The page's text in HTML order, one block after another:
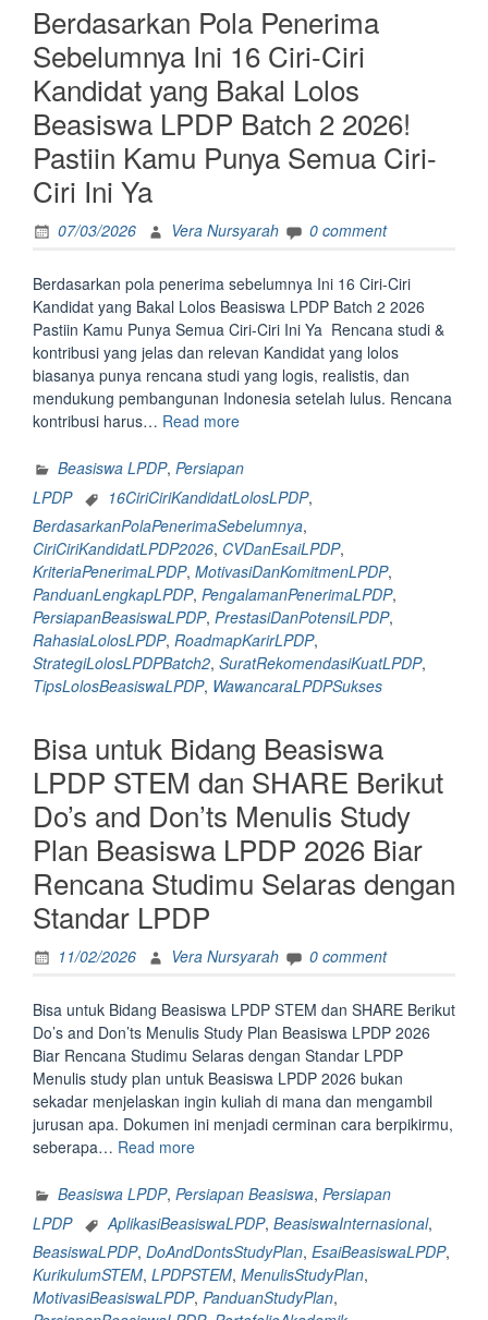
Berdasarkan Pola Penerima
Sebelumnya Ini 16 Ciri-Ciri
Kandidat yang Bakal Lolos
Beasiswa LPDP Batch 2 2026!
Pastiin Kamu Punya Semua Ciri-
Ciri Ini Ya
07/03/2026 Vera Nursyarah 0 comment
Berdasarkan pola penerima sebelumnya Ini 16 Ciri-Ciri
Kandidat yang Bakal Lolos Beasiswa LPDP Batch 2 2026
Pastiin Kamu Punya Semua Ciri-Ciri Ini Ya Rencana studi &
kontribusi yang jelas dan relevan Kandidat yang lolos
biasanya punya rencana studi yang logis, realistis, dan
mendukung pembangunan Indonesia setelah lulus. Rencana
kontribusi harus… Read more“Berdasarkan
Penerima
Sebelumnya
16
Ciri-
Ciri
Kandidat
yang
Bakal
Lolos
Beasiswa
Batch
2
2026!
Pastiin
Kamu
Punya
Semua
Ciri-
Ya”
Beasiswa LPDP, Persiapan
LPDP
16CiriCiriKandidatLolosLPDP,
BerdasarkanPolaPenerimaSebelumnya,
CiriCiriKandidatLPDP2026, CVDanEsaiLPDP,
KriteriaPenerimaLPDP, MotivasiDanKomitmenLPDP,
PanduanLengkapLPDP, PengalamanPenerimaLPDP,
PersiapanBeasiswaLPDP, PrestasiDanPotensiLPDP,
RahasiaLolosLPDP, RoadmapKarirLPDP,
StrategiLolosLPDPBatch2, SuratRekomendasiKuatLPDP,
TipsLolosBeasiswaLPDP, WawancaraLPDPSukses
Bisa untuk Bidang Beasiswa
LPDP STEM dan SHARE Berikut
Do’s and Don’ts Menulis Study
Plan Beasiswa LPDP 2026 Biar
Rencana Studimu Selaras dengan
Standar LPDP
11/02/2026 Vera Nursyarah 0 comment
Bisa untuk Bidang Beasiswa LPDP STEM dan SHARE Berikut
Do’s and Don’ts Menulis Study Plan Beasiswa LPDP 2026
Biar Rencana Studimu Selaras dengan Standar LPDP
Menulis study plan untuk Beasiswa LPDP 2026 bukan
sekadar menjelaskan ingin kuliah di mana dan mengambil
jurusan apa. Dokumen ini menjadi cerminan cara berpikirmu,
seberapa… Read more“Bisa
Bidang
Beasiswa
STEM
dan
SHARE
Beasiswa LPDP, Persiapan Beasiswa, Persiapan
LPDP
AplikasiBeasiswaLPDP, BeasiswaInternasional,
BeasiswaLPDP, DoAndDontsStudyPlan, EsaiBeasiswaLPDP,
KurikulumSTEM, LPDPSTEM, MenulisStudyPlan,
MotivasiBeasiswaLPDP, PanduanStudyPlan,